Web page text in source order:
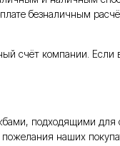
безналичным
счёт компании.
подходящими
наших